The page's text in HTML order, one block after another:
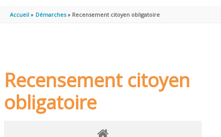
PRINCIPAL
Accueil Démarches Recensement citoyen obligatoire
Recensement citoyen
obligatoire